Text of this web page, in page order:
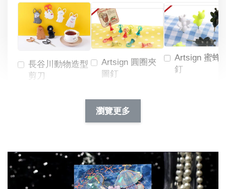
長谷川動物造型
剪刀
Artsign 圓圈夾
圖釘
NT$ 19.00
NT$ 66.00
Artsign 蜜蜂
釘
加入購物車
瀏覽更多